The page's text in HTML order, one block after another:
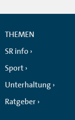
THEMEN
SR info
Sport
Unterhaltung
Ratgeber